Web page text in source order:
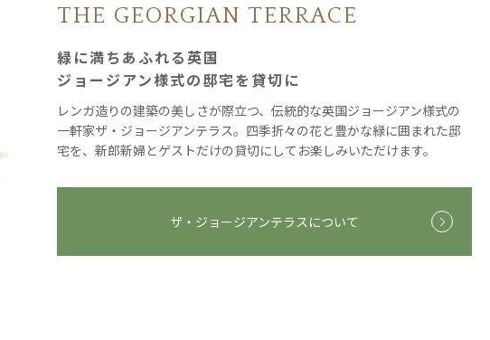
THE GEORGIAN TERRACE
緑に満ちあふれる英国
ジョージアン様式の邸宅を貸切に
レンガ造りの建築の美しさが際立つ、伝統的な英国ジョージアン様式の
一軒家ザ・ジョージアンテラス。四季折々の花と豊かな緑に囲まれた邸
宅を、新郎新婦とゲストだけの貸切にしてお楽しみいただけます。
ザ・ジョージアンテラスについて